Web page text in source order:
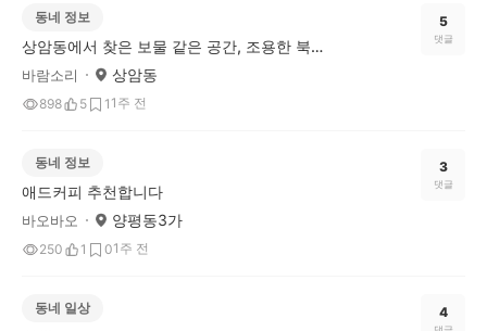
동네 정보
상암동에서 찾은 보물 같은 공간, 조용한 북카페산책
바람소리 상암동
898 5 1 1주 전
5
댓글
동네 정보
애드커피 추천합니다
바오바오 양평동3가
250 1 01주 전
3
댓글
동네 일상 4